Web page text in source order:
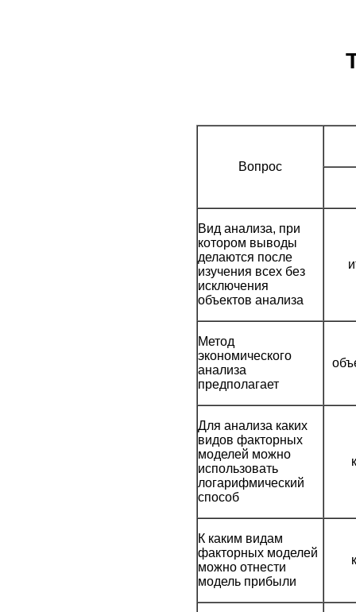
Вопрос
Вид анализа, при
котором выводы
делаются после
изучения всех без
исключения
объектов анализа
Метод
экономического
анализа
предполагает
Для анализа каких
видов факторных
моделей можно
использовать
логарифмический
способ
К каким видам
факторных моделей
можно отнести
модель прибыли